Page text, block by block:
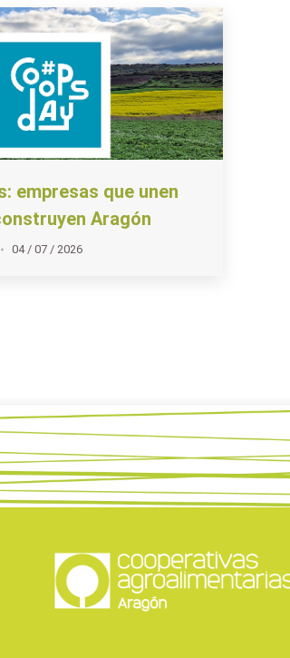
empresas que unen
Aragón
04 / 07 / 2026